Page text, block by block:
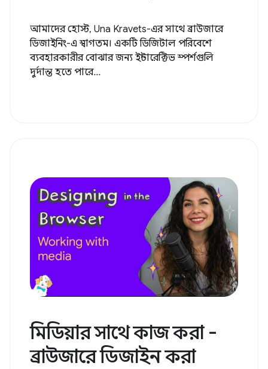
আমাদের হোস্ট, Una Kravets-এর সাথে ব্রাউজারে
ডিজাইনিং-এ স্বাগতম। একটি ডিজিটাল পরিবেশে
ব্যবহারকারীর বোঝার জন্য ইন্টারেক্টিভ স্পর্শগুলি
দুর্দান্ত হতে পারে...
মিডিয়ার সাথে কাজ করা -
ব্রাউজারে ডিজাইন করা